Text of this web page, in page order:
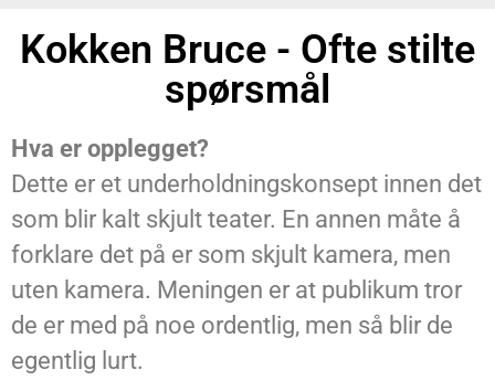
Kokken Bruce - Ofte stilte
spørsmål
Hva er opplegget?
Dette er et underholdningskonsept innen det
som blir kalt skjult teater. En annen måte å
forklare det på er som skjult kamera, men
uten kamera. Meningen er at publikum tror
de er med på noe ordentlig, men så blir de
egentlig lurt.